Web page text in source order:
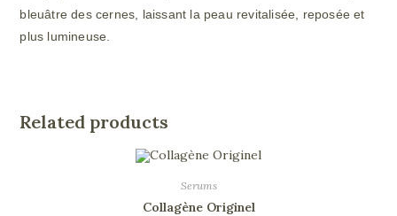
bleuâtre des cernes, laissant la peau revitalisée, reposée et
plus lumineuse.
Related products
Serums
Collagène Originel